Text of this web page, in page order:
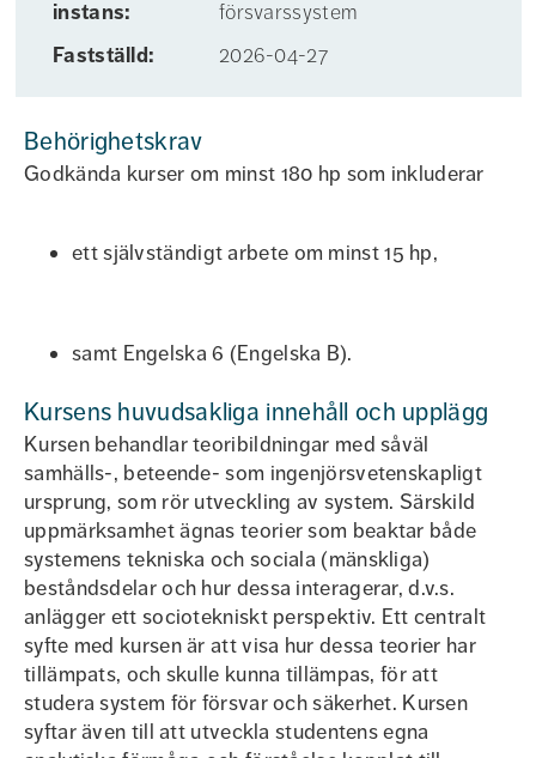
instans:
försvarssystem
Fastställd:
2026-04-27
Behörighetskrav
Godkända kurser om minst 180 hp som inkluderar
ett självständigt arbete om minst 15 hp,
samt Engelska 6 (Engelska B).
Kursens huvudsakliga innehåll och upplägg
Kursen behandlar teoribildningar med såväl
samhälls-, beteende- som ingenjörsvetenskapligt
ursprung, som rör utveckling av system. Särskild
uppmärksamhet ägnas teorier som beaktar både
systemens tekniska och sociala (mänskliga)
beståndsdelar och hur dessa interagerar, d.v.s.
anlägger ett sociotekniskt perspektiv. Ett centralt
syfte med kursen är att visa hur dessa teorier har
tillämpats, och skulle kunna tillämpas, för att
studera system för försvar och säkerhet. Kursen
syftar även till att utveckla studentens egna